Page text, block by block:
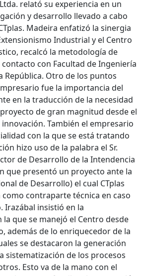
relató su experiencia en un
y desarrollo llevado a cabo
Madeira enfatizó la sinergia
Industrial y el Centro
recalcó la metodología de
con Facultad de Ingeniería
República. Otro de los puntos
fue la importancia del
en la traducción de la necesidad
de gran magnitud desde el
También el empresario
con la que se está tratando
hizo uso de la palabra el Sr.
de Desarrollo de la Intendencia
que presentó un proyecto ante la
de Desarrollo) el cual CTplas
contraparte técnica en caso
Irazábal insistió en la
que se manejó el Centro desde
además de lo enriquecedor de la
se destacaron la generación
sistematización de los procesos
Esto va de la mano con el